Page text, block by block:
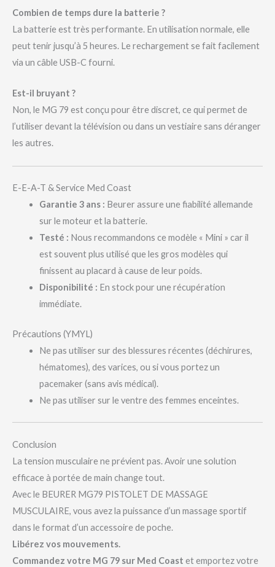
Combien de temps dure la batterie ?
La batterie est très performante. En utilisation normale, elle
peut tenir jusqu’à 5 heures. Le rechargement se fait facilement
via un câble USB-C fourni.
Est-il bruyant ?
Non, le MG 79 est conçu pour être discret, ce qui permet de
l’utiliser devant la télévision ou dans un vestiaire sans déranger
les autres.
E-E-A-T & Service Med Coast
Garantie 3 ans : Beurer assure une fiabilité allemande
sur le moteur et la batterie.
Testé : Nous recommandons ce modèle « Mini » car il
est souvent plus utilisé que les gros modèles qui
finissent au placard à cause de leur poids.
Disponibilité : En stock pour une récupération
immédiate.
Précautions (YMYL)
Ne pas utiliser sur des blessures récentes (déchirures,
hématomes), des varices, ou si vous portez un
pacemaker (sans avis médical).
Ne pas utiliser sur le ventre des femmes enceintes.
Conclusion
La tension musculaire ne prévient pas. Avoir une solution
efficace à portée de main change tout.
Avec le BEURER MG79 PISTOLET DE MASSAGE
MUSCULAIRE, vous avez la puissance d’un massage sportif
dans le format d’un accessoire de poche.
Libérez vos mouvements.
Commandez votre MG 79 sur Med Coast et emportez votre